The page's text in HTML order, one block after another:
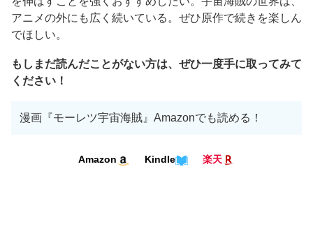
アニメの外にも広く続いている。ぜひ原作で続きを楽しん
でほしい。
もしまだ読んだことがない方は、ぜひ一度手に取ってみて
ください！
漫画『モーレツ宇宙海賊』Amazonでも読める！
Amazon Kindle 楽天